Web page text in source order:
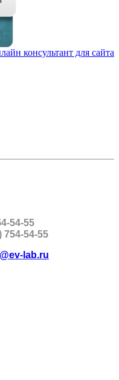
54-55
754-54-55
lab.ru